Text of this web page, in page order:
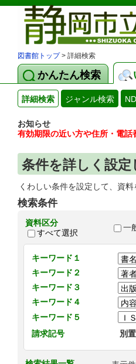
図書館トップ> 詳細検索
かんたん検索
詳細検索 ジャンル検索
お知らせ
有効期限の近い方や住所・電話
条件を詳しく設定
くわしい条件を設定して、資料
検索条件
資料区分
すべて選択
一
キーワード１
キーワード２
キーワード３
キーワード４
キーワード５
請求記号
別置